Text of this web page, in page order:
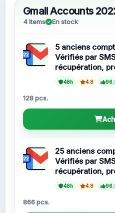
Gmail Accounts
4 Items En stock
5 anciens
Vérifiés par
récupération,
48h 4.8
128 pcs.
25 anciens
Vérifiés par
récupération,
48h 4.8
866 pcs.